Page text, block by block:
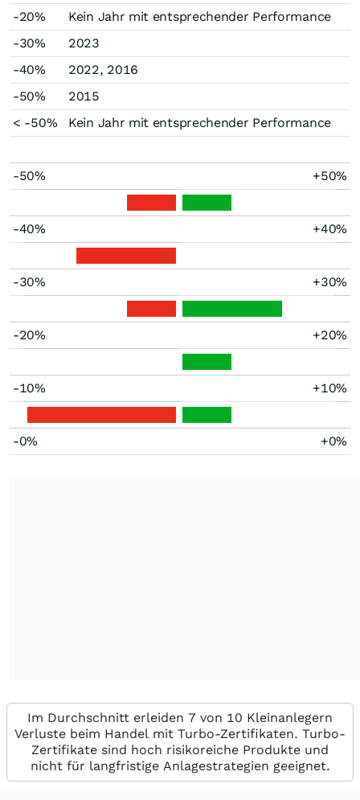
-20%
Kein Jahr mit entsprechender Performance
-30%
2023
-40%
2022, 2016
-50%
2015
< -50%
Kein Jahr mit entsprechender Performance
-50% +50%
-40% +40%
-30% +30%
-20% +20%
-10% +10%
-0% +0%
Im Durchschnitt erleiden 7 von 10 Kleinanlegern
Verluste beim Handel mit Turbo-Zertifikaten. Turbo-
Zertifikate sind hoch risikoreiche Produkte und
nicht für langfristige Anlagestrategien geeignet.